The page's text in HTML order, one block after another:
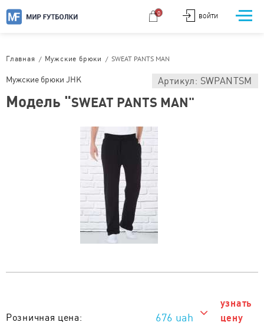
ВОЙТИ
0
Главная / Мужские брюки /SWEAT PANTS MAN
Розничная цена: 676 uah
узнать
цену
Мужские брюки JHK Артикул: SWPANTSM
Модель "SWEAT PANTS MAN"